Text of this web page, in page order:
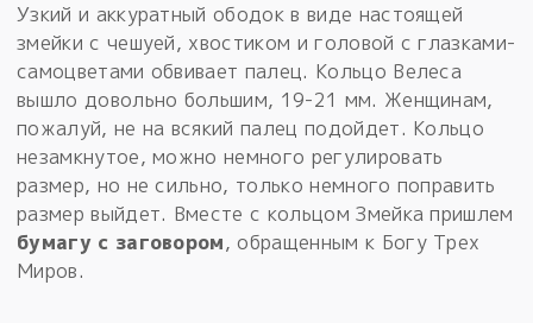
Узкий и аккуратный ободок в виде настоящей
змейки с чешуей, хвостиком и головой с глазками-
самоцветами обвивает палец. Кольцо Велеса
вышло довольно большим, 19-21 мм. Женщинам,
пожалуй, не на всякий палец подойдет. Кольцо
незамкнутое, можно немного регулировать
размер, но не сильно, только немного поправить
размер выйдет. Вместе с кольцом Змейка пришлем
бумагу с заговором, обращенным к Богу Трех
Миров.